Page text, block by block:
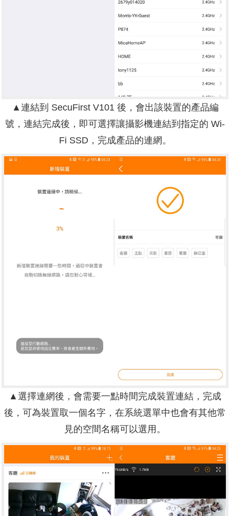
▲連結到 SecuFirst V101 後，會出該裝置的產品編
號，連結完成後，即可選擇讓攝影機連結到指定的 Wi-
Fi SSD，完成產品的連網。
▲選擇連網後，會需要一點時間完成裝置連結，完成
後，可為裝置取一個名字，在系統選單中也會有其他常
見的空間名稱可以選用。